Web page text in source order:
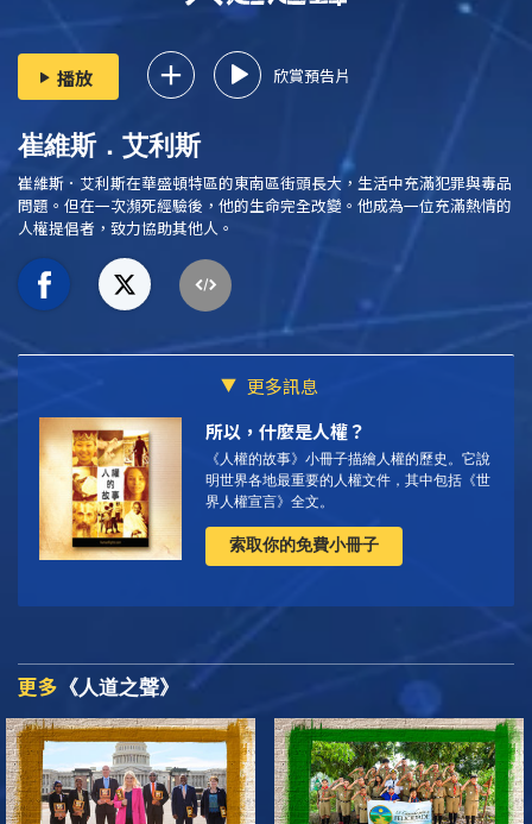
播放 欣賞預告片
崔維斯．艾利斯
崔維斯．艾利斯在華盛頓特區的東南區街頭長大，生活中充滿犯罪與毒品
問題。但在一次瀕死經驗後，他的生命完全改變。他成為一位充滿熱情的
人權提倡者，致力協助其他人。
更多訊息
所以，什麼是人權？
《人權的故事》小冊子描繪人權的歷史。它說
明世界各地最重要的人權文件，其中包括《世
界人權宣言》全文。
索取你的免費小冊子
更多 《人道之聲》